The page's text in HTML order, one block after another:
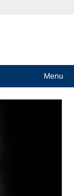
Menu